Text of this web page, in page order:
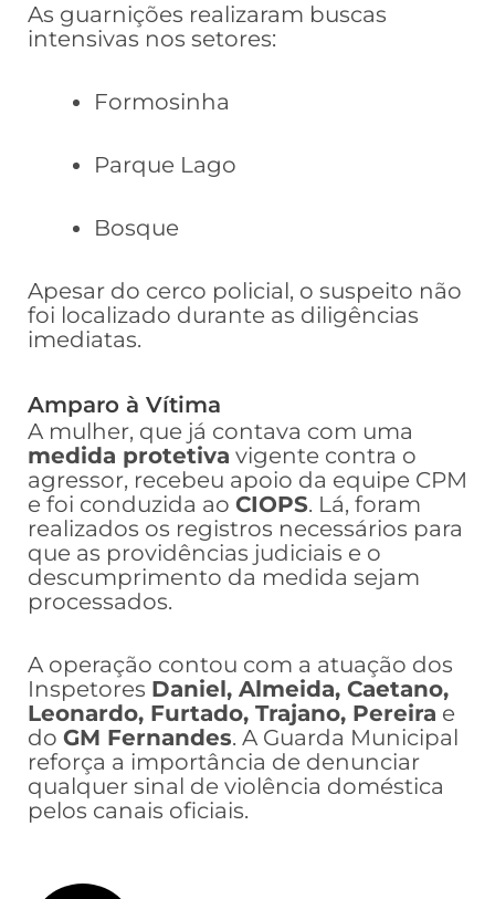
As guarnições realizaram buscas
intensivas nos setores:
Formosinha
Parque Lago
Bosque
Apesar do cerco policial, o suspeito não
foi localizado durante as diligências
imediatas.
Amparo à Vítima
A mulher, que já contava com uma
medida protetiva vigente contra o
agressor, recebeu apoio da equipe CPM
e foi conduzida ao CIOPS. Lá, foram
realizados os registros necessários para
que as providências judiciais e o
descumprimento da medida sejam
processados.
A operação contou com a atuação dos
Inspetores Daniel, Almeida, Caetano,
Leonardo, Furtado, Trajano, Pereira e
do GM Fernandes. A Guarda Municipal
reforça a importância de denunciar
qualquer sinal de violência doméstica
pelos canais oficiais.